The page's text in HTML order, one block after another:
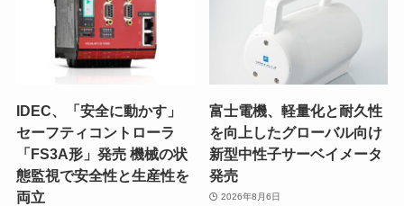
IDEC、「安全に動かす」
セーフティコントローラ
「FS3A形」発売 機械の状
態監視で安全性と生産性を
両立
富士電機、軽量化と耐久性
を向上したグローバル向け
新型中性子サーベイメータ
発売
2026年8月6日